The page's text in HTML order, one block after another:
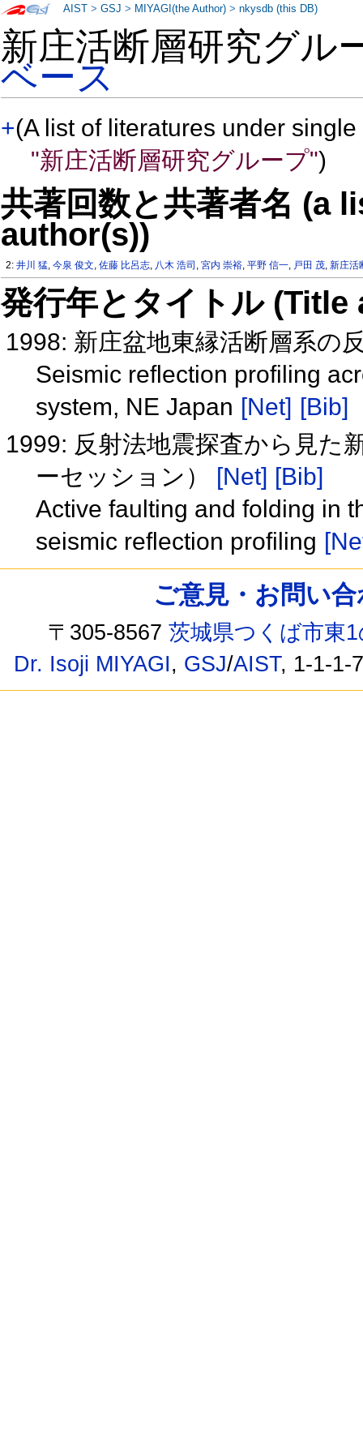
新庄活断層研究グル
ベース
+(A list of literatures under
"新庄活断層研究グループ")
共著回数と共著者名 (a
author(s))
2:井川 猛,今泉 俊文,佐藤 比呂志, 八木 浩司 ,宮内 崇裕,平野 信一, 戸田 茂,新庄活
発行年とタイトル
1998: 新庄盆地東縁活断層系の
Seismic reflection profiling
system, NE Japan [Net] [Bib]
1999: 反射法地震探査から見た
ーセッション） [Net] [Bib]
Active faulting and folding in
seismic reflection profiling
AIST >GSJ > MIYAGI(the Author) >nkysdb (this DB)
ご意見・お問い
〒305-8567茨城県つくば市東
Dr. Isoji MIYAGI, GSJ/AIST, 1-1-1-